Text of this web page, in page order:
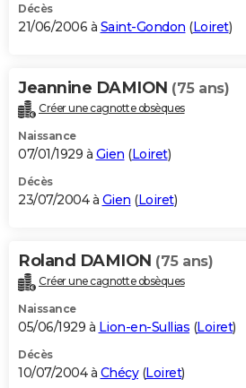
Décès
21/06/2006 à Saint-Gondon (Loiret)
Jeannine DAMION (75 ans)
Créer une cagnotte obsèques
Naissance
07/01/1929 à Gien (Loiret)
Décès
23/07/2004 à Gien (Loiret)
Roland DAMION (75 ans)
Créer une cagnotte obsèques
Naissance
05/06/1929 à Lion-en-Sullias (Loiret)
Décès
10/07/2004 à Chécy(Loiret)